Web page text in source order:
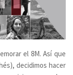
el 8M. Así que
decidimos hacer